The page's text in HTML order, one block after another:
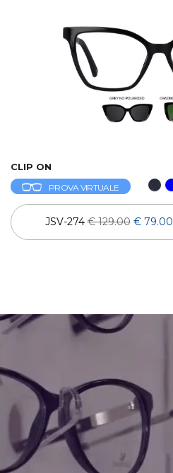
CLIP ON
PROVA VIRTUALE
JSV-274€ 129.00 € 79.00